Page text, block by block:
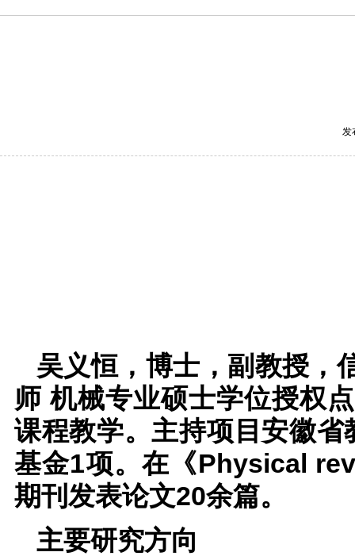
发
吴义恒，博士，副教授，
师 机械专业硕士学位授权
课程教学。主持项目安徽
基金1项。在《Physical
期刊发表论文20余篇。
主要研究方向